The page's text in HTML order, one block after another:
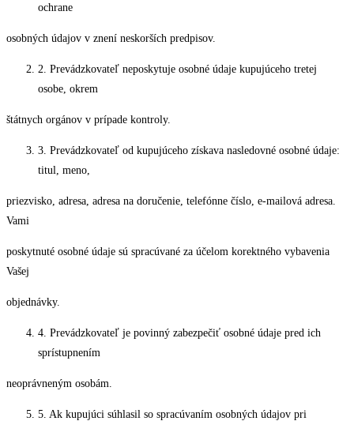
ochrane
osobných údajov v znení neskorších predpisov.
2. Prevádzkovateľ neposkytuje osobné údaje kupujúceho tretej
osobe, okrem
štátnych orgánov v prípade kontroly.
3. Prevádzkovateľ od kupujúceho získava nasledovné osobné údaje:
titul, meno,
priezvisko, adresa, adresa na doručenie, telefónne číslo, e-mailová adresa.
Vami
poskytnuté osobné údaje sú spracúvané za účelom korektného vybavenia
Vašej
objednávky.
4. Prevádzkovateľ je povinný zabezpečiť osobné údaje pred ich
sprístupnením
neoprávneným osobám.
5. Ak kupujúci súhlasil so spracúvaním osobných údajov pri